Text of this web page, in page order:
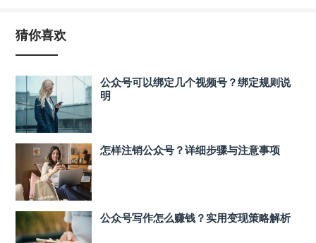
猜你喜欢
公众号可以绑定几个视频号？绑定规则说
明
怎样注销公众号？详细步骤与注意事项
公众号写作怎么赚钱？实用变现策略解析